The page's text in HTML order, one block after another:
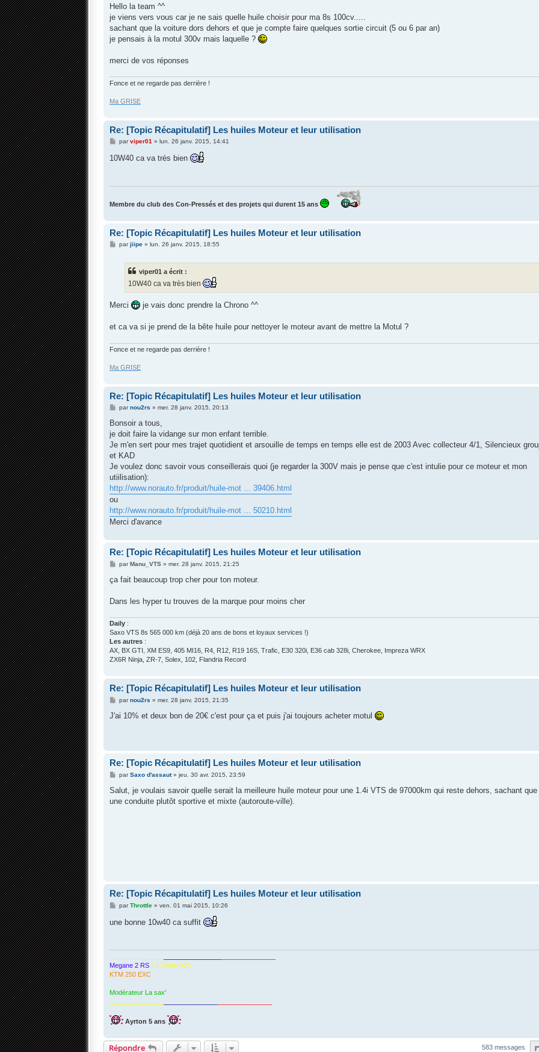
s
a
g
Hello la team ^^
je viens vers vous car je ne sais quelle huile choisir pour ma 8s 100cv.....
sachant que la voiture dors dehors et que je compte faire quelques sortie circuit (5 ou 6 par an)
je pensais à la motul 300v mais laquelle ?
merci de vos réponses
Fonce et ne regarde pas derrière !
Ma GRISE
Re: [Topic Récapitulatif] Les huiles Moteur et leur utilisation
M
s
s
parviper01 » lun. 26 janv. 2015, 14:41
10W40 ca va très bien
Membre du club des Con-Pressés et des projets qui durent 15 ans
Re: [Topic Récapitulatif] Les huiles Moteur et leur utilisation
Mparjiipe» lun. 26 janv. 2015, 18:55
viper01 a écrit :
10W40 ca va très bien
Merci je vais donc prendre la Chrono ^^
et ca va si je prend de la bête huile pour nettoyer le moteur avant de mettre la Motul ?
Fonce et ne regarde pas derrière !
Ma GRISE
Re: [Topic Récapitulatif] Les huiles Moteur et leur utilisation
M
s
a
g
parnou2rs » mer. 28 janv. 2015, 20:13
Bonsoir a tous,
je doit faire la vidange sur mon enfant terrible.
Je m'en sert pour mes trajet quotidient et arsouille de temps en temps elle est de 2003 Avec collecteur 4/1, Silencieux
et KAD
Je voulez donc savoir vous conseillerais quoi (je regarder la 300V mais je pense que c'est intulie pour ce moteur et mon
utiilisation):
http://www.norauto.fr/produit/huile-mot ... 39406.html
ou
http://www.norauto.fr/produit/huile-mot ... 50210.html
Merci d'avance
Re: [Topic Récapitulatif] Les huiles Moteur et leur utilisation
M
s
g
parManu_VTS» mer. 28 janv. 2015, 21:25
ça fait beaucoup trop cher pour ton moteur.
Dans les hyper tu trouves de la marque pour moins cher
Daily :
Saxo VTS 8s 565 000 km (déjà 20 ans de bons et loyaux services !)
Les autres :
AX, BX GTI, XM ES9, 405 MI16, R4, R12, R19 16S, Trafic, E30 320i, E36 cab 328i, Cherokee, Impreza WRX
ZX6R Ninja, ZR-7, Solex, 102, Flandria Record
Re: [Topic Récapitulatif] Les huiles Moteur et leur utilisation
M
s
parnou2rs » mer. 28 janv. 2015, 21:35
J'ai 10% et deux bon de 20€ c'est pour ça et puis j'ai toujours acheter motul
Re: [Topic Récapitulatif] Les huiles Moteur et leur utilisation
M
s
a
parSaxo d'assaut» jeu. 30 avr. 2015, 23:59
Salut, je voulais savoir quelle serait la meilleure huile moteur pour une 1.4i VTS de 97000km qui reste dehors, sachant que
une conduite plutôt sportive et mixte (autoroute-ville).
Re: [Topic Récapitulatif] Les huiles Moteur et leur utilisation
M
s
parThrottle» ven. 01 mai 2015, 10:26
une bonne 10w40 ca suffit
Megane 2 RS F1 Team R25
KTM 250 EXC
Modérateur La sax'
Ayrton 5 ans
Répondre 583 messages